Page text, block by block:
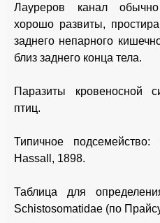
Лауреров канал обычно
хорошо развиты,
заднего непарного
близ заднего конца тела.
Паразиты кровеносной
птиц.
Типичное
Hassall, 1898.
Таблица для
Schistosomatidae (по